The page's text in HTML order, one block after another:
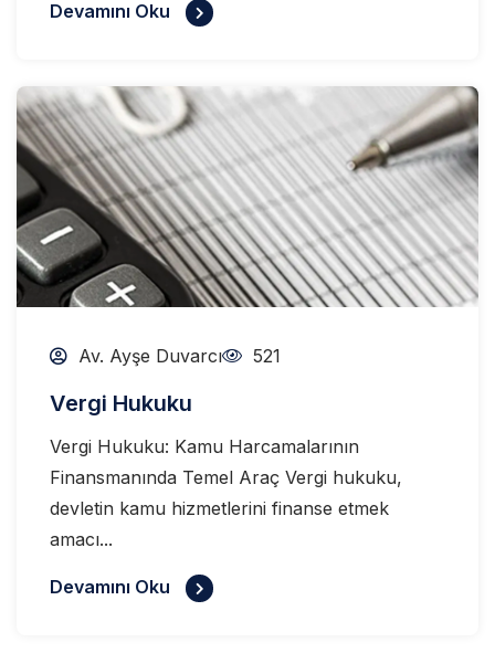
Devamını Oku
Av. Ayşe Duvarcı 521
Vergi Hukuku
Vergi Hukuku: Kamu Harcamalarının
Finansmanında Temel Araç Vergi hukuku,
devletin kamu hizmetlerini finanse etmek
amacı...
Devamını Oku